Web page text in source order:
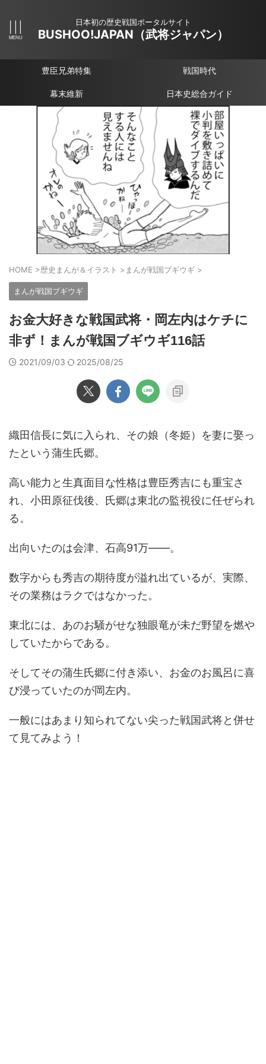
日本初の歴史戦国ポータルサイト
BUSHOO!JAPAN（武将ジャパン）
豊臣兄弟特集 戦国時代
幕末維新 日本史総合ガイド
HOME >歴史まんが＆イラスト > まんが戦国ブギウギ >
まんが戦国ブギウギ
お金大好きな戦国武将・岡左内はケチに
非ず！まんが戦国ブギウギ116話
2021/09/03 2025/08/25
織田信長に気に入られ、その娘（冬姫）を妻に娶っ
たという蒲生氏郷。
高い能力と生真面目な性格は豊臣秀吉にも重宝さ
れ、小田原征伐後、氏郷は東北の監視役に任ぜられ
る。
出向いたのは会津、石高91万――。
数字からも秀吉の期待度が溢れ出ているが、実際、
その業務はラクではなかった。
東北には、あのお騒がせな独眼竜が未だ野望を燃や
していたからである。
そしてその蒲生氏郷に付き添い、お金のお風呂に喜
び浸っていたのが岡左内。
一般にはあまり知られてない尖った戦国武将と併せ
て見てみよう！